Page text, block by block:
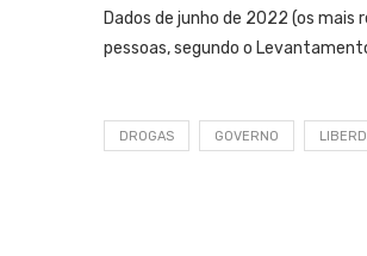
Dados de junho de 2022 (os
pessoas, segundo o
DROGAS GOVERNO